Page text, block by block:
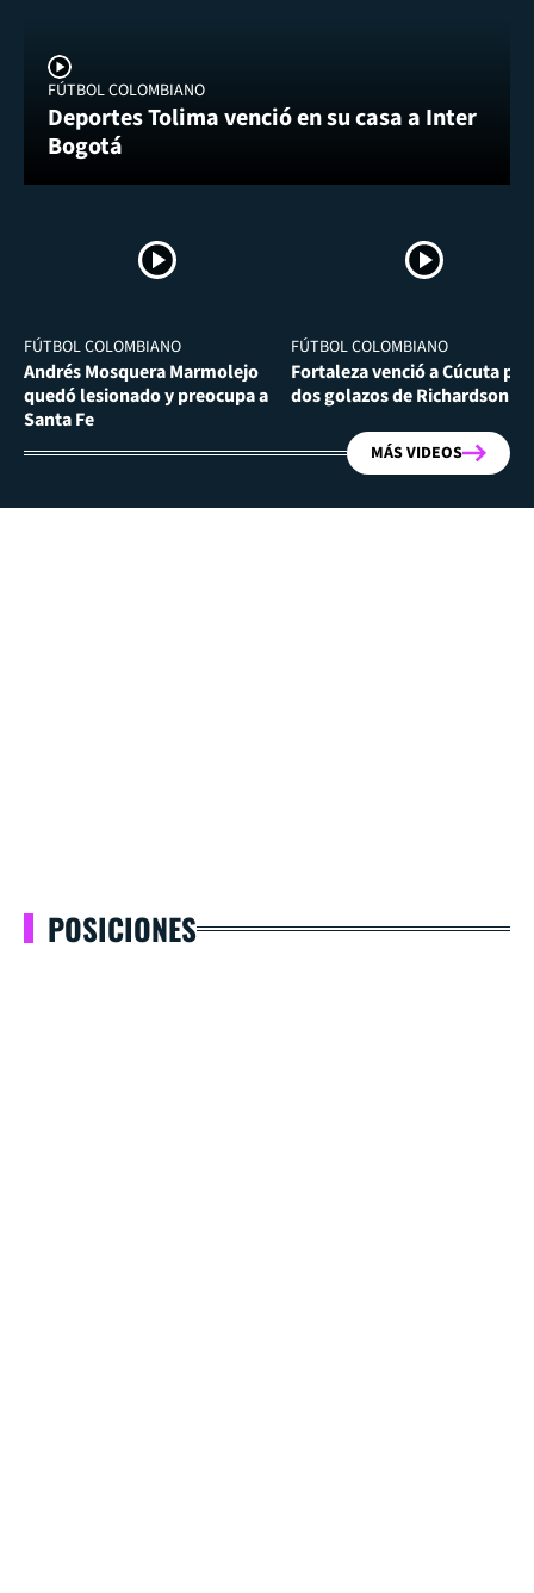
FÚTBOL COLOMBIANO
Deportes Tolima venció en su casa a Inter
Bogotá
FÚTBOL COLOMBIANO
Andrés Mosquera Marmolejo
quedó lesionado y preocupa a
Santa Fe
FÚTBOL COLOMBIANO
Fortaleza venció a Cúcuta por
dos golazos de Richardson
MÁS VIDEOS
POSICIONES